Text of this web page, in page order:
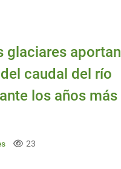
glaciares aportan
caudal del río
los años más
23